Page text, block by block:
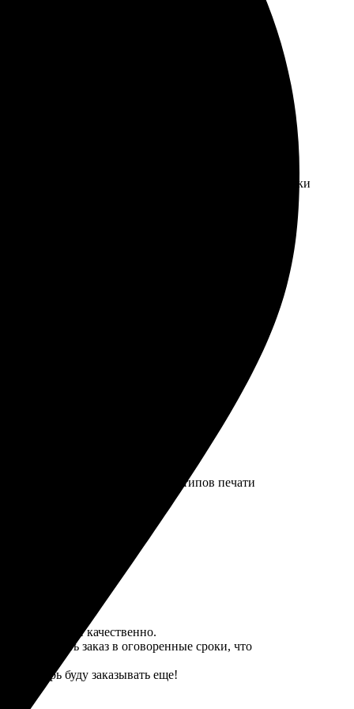
и насыщенные. Очень довольна результатом.
в целости, упаковка надежная. Служба поддержки
Качество впечатлило, цвета яркие и
интуитивно. Выбор форматов и типов печати
обращусь снова!
быстро и качественно.
получить заказ в оговоренные сроки, что
Теперь буду заказывать еще!